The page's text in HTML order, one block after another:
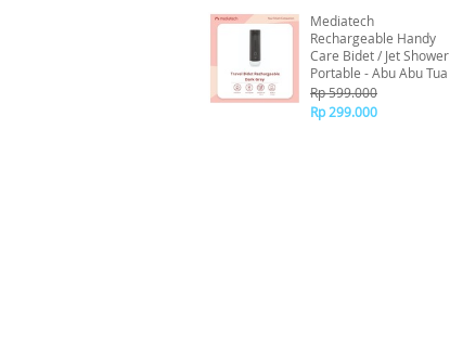
Mediatech
Rechargeable Handy
Care Bidet / Jet Shower
Portable - Abu Abu Tua
Rp 599.000
Rp 299.000